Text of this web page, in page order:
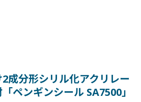
成分形シリル化アクリレー
ペンギンシール SA7500」